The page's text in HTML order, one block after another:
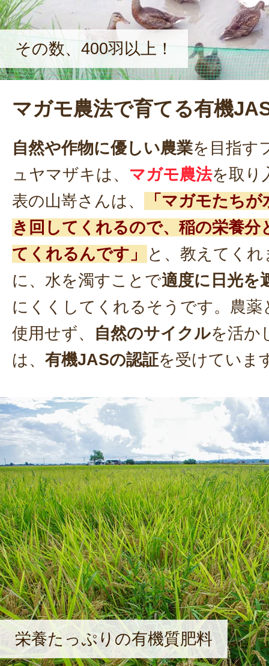
その数、400羽以上！
マガモ農法で育てる有機
自然や作物に優しい農業を目指す
ュヤマザキは、 マガモ農法を取り
表の山嵜さんは、
「マガモたち
き回してくれるので、稲の栄養分
てくれるんです」
と、教えてく
に、水を濁すことで適度に日光を
にくくしてくれるそうです。農薬
使用せず、 自然のサイクルを活か
は、 有機JASの認証を受けていま
栄養たっぷりの有機質肥料